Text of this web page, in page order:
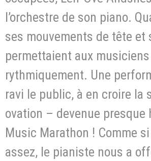
l’orchestre de son piano.
ses mouvements de tête et
permettaient aux musiciens
rythmiquement. Une
ravi le public, à en croire la
ovation – devenue presque
Music Marathon ! Comme
assez, le pianiste nous a